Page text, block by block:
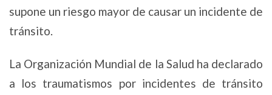
supone un riesgo mayor de causar un incidente de
tránsito.
La Organización Mundial de la Salud ha declarado
a los traumatismos por incidentes de tránsito